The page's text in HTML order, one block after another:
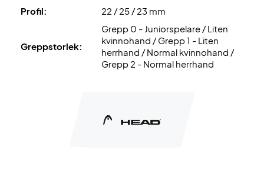
Profil:
22 / 25 / 23 mm
Greppstorlek:
Grepp 0 - Juniorspelare / Liten
kvinnohand / Grepp 1 - Liten
herrhand / Normal kvinnohand /
Grepp 2 - Normal herrhand